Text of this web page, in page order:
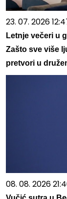
23. 07. 2026
Letnje večeri u
Zašto sve više
pretvori u
08. 08. 2026